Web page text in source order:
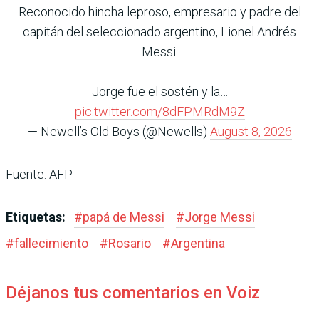
Reconocido hincha leproso, empresario y padre del
capitán del seleccionado argentino, Lionel Andrés
Messi.
Jorge fue el sostén y la…
pic.twitter.com/8dFPMRdM9Z
— Newell’s Old Boys (@Newells) August 8, 2026
Fuente: AFP
Etiquetas: #papá de Messi #Jorge Messi
#fallecimiento #Rosario #Argentina
Déjanos tus comentarios en Voiz